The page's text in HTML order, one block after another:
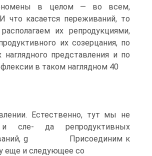
в целом — во всем,
что касается переживаний, то
их репродукциями,
их созерцания, по
наглядного представления и по
в таком наглядном 40
Естественно, тут мы не
сле- да репродуктивных
g Присоединим к
еще и следующее со